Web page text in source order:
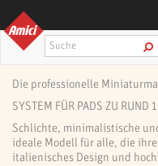
Die professionelle
SYSTEM FÜR PADS ZU RUND
Schlichte, minimalistische
ideale Modell für alle, die
italienisches Design und